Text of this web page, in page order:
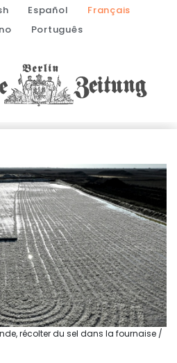
Español
Français
Português
récolter du sel dans la fournaise /